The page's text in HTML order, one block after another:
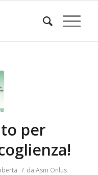
per
/ daAsm Onlus